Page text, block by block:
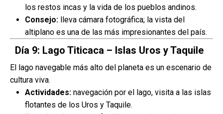
los restos incas y la vida de los pueblos andinos.
Consejo: lleva cámara fotográfica; la vista del
altiplano es una de las más impresionantes del país.
Día 9: Lago Titicaca – Islas Uros y Taquile
El lago navegable más alto del planeta es un escenario de
cultura viva.
Actividades: navegación por el lago, visita a las islas
flotantes de los Uros y Taquile.